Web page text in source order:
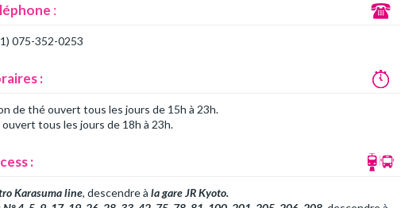
:
075-352-0253
:
de thé ouvert tous les jours de 15h à 23h.
ouvert tous les jours de 18h à 23h.
:
Karasuma line, descendre àla gare JRKyoto.